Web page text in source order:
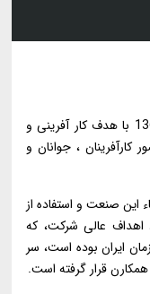
شرکت ایران مشعل فعالیت خود را از سال 1360 با هدف کار آفرینی و
، جوانان و
این صنعت و استفاده از
عالی شرکت، که
ایران بوده است، سر
قرار گرفته است.